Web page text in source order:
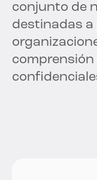
conjunto de
destinadas a